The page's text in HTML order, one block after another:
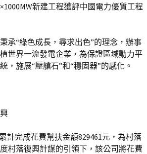
新建工程獲評中國電力優質工程
承“綠色成長，尋求出色”的理念，辦事
世界一流發電企業，為保證區域動力平
，施展“壓艙石”和“穩固器”的感化。
計完成花費幫扶金額829461元，為村落
村落復興計謀的引領下，該公司將花費